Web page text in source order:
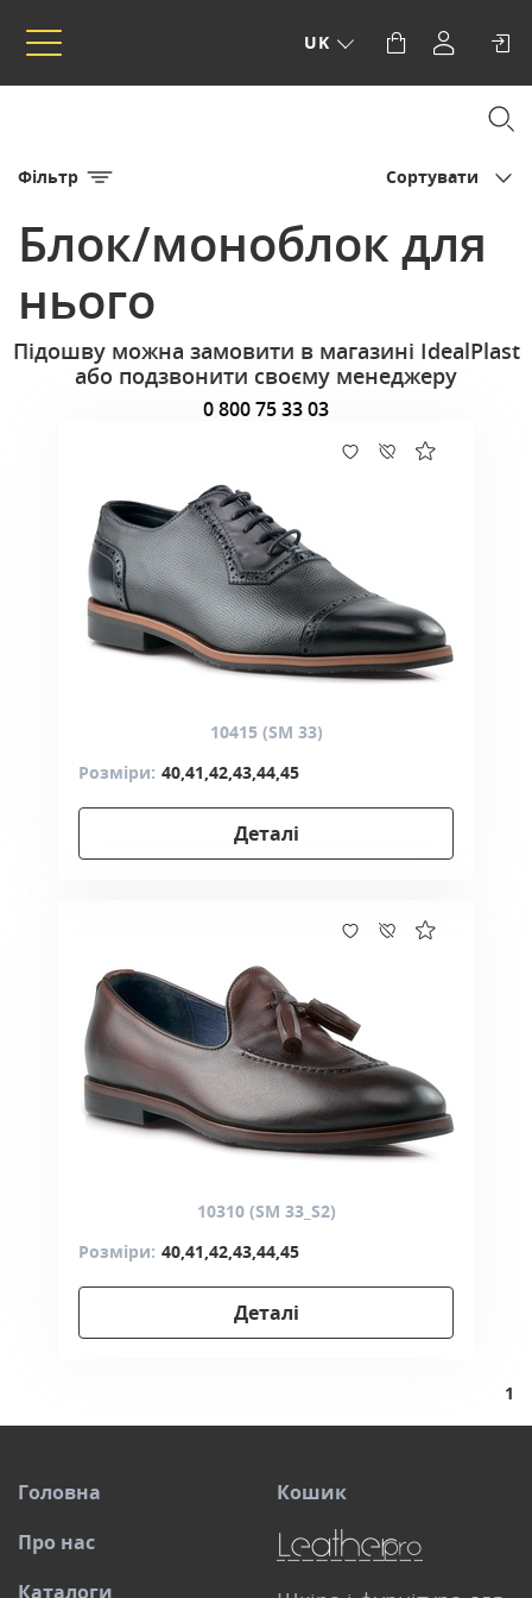
UK
Фільтр Сортувати
Блок/моноблок для
нього
Підошву можна замовити в магазині IdealPlast
або подзвонити своєму менеджеру
0 800 75 33 03
10415 (SM 33)
Розміри: 40,41,42,43,44,45
Деталі
10310 (SM 33_S2)
Розміри: 40,41,42,43,44,45
Деталі
1
Головна
Про нас
Каталоги
Кошик